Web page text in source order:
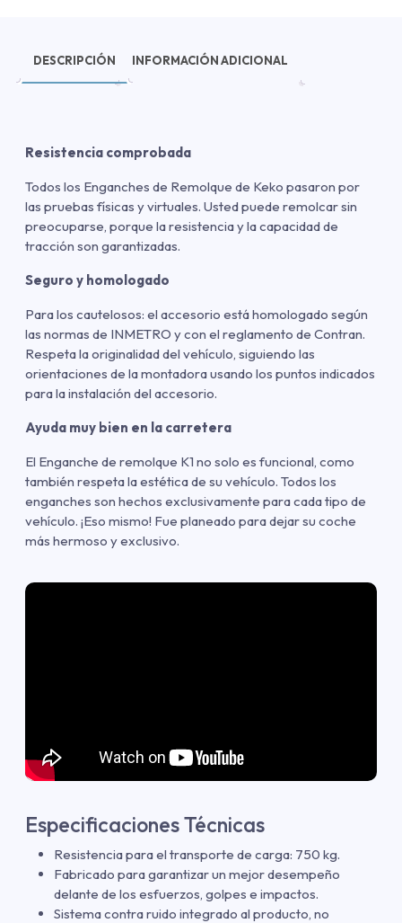
DESCRIPCIÓN INFORMACIÓN ADICIONAL
Resistencia comprobada
Todos los Enganches de Remolque de Keko pasaron por
las pruebas físicas y virtuales. Usted puede remolcar sin
preocuparse, porque la resistencia y la capacidad de
tracción son garantizadas.
Seguro y homologado
Para los cautelosos: el accesorio está homologado según
las normas de INMETRO y con el reglamento de Contran.
Respeta la originalidad del vehículo, siguiendo las
orientaciones de la montadora usando los puntos indicados
para la instalación del accesorio.
Ayuda muy bien en la carretera
El Enganche de remolque K1 no solo es funcional, como
también respeta la estética de su vehículo. Todos los
enganches son hechos exclusivamente para cada tipo de
vehículo. ¡Eso mismo! Fue planeado para dejar su coche
más hermoso y exclusivo.
Especificaciones Técnicas
Resistencia para el transporte de carga: 750 kg.
Fabricado para garantizar un mejor desempeño
delante de los esfuerzos, golpes e impactos.
Sistema contra ruido integrado al producto, no